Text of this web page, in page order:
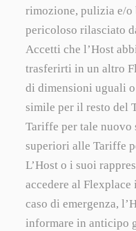
rimozione, pulizia e/
pericoloso rilasciato
Accetti che l’Host
trasferirti in un altro
di dimensioni uguali
simile per il resto del
Tariffe per tale nuovo
superiori alle Tariffe
L’Host o i suoi
accedere al
caso di emergenza,
informare in anticipo